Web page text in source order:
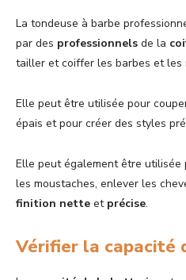
La tondeuse à barbe
par des professionnels de la
tailler et coiffer les barbes et les
Elle peut être utilisée pour
épais et pour créer des styles
Elle peut également être
les moustaches, enlever les
finition nette et précise.
Vérifier la capacité